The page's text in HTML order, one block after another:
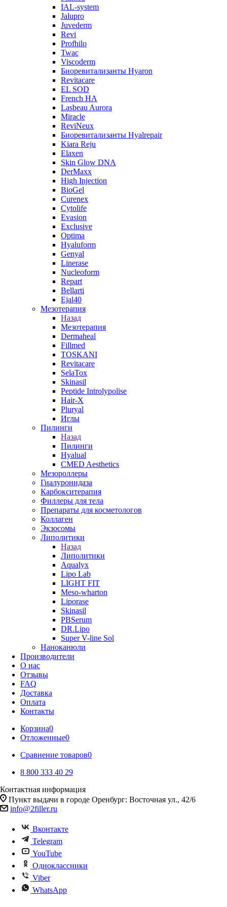
IAL-system
Jalupro
Juvederm
Revi
Profhilo
Twac
Viscoderm
Биоревитализанты Hyaron
Revitacare
EL SOD
French HA
Lasbeau Aurora
Miracle
ReviNeux
Биоревитализанты Hyalrepair
Kiara Reju
Elaxen
Skin Glow DNA
DerMaxx
High Injection
BioGel
Curenex
Cytolife
Evasion
Exclusive
Optima
Hyaluform
Genyal
Linerase
Nucleoform
Repart
Bellarti
Ejal40
Мезотерапия
Назад
Мезотерапия
Dermaheal
Fillmed
TOSKANI
Revitacare
SelaTox
Skinasil
Peptide Introlypolise
Hair-X
Pluryal
Иглы
Пилинги
Назад
Пилинги
Hyalual
CMED Aesthetics
Мезороллеры
Гиалуронидаза
Карбокситерапия
Филлеры для тела
Препараты для косметологов
Коллаген
Экзосомы
Липолитики
Назад
Липолитики
Aqualyx
Lipo Lab
LIGHT FIT
Meso-wharton
Liporase
Skinasil
PBSerum
DR.Lipo
Super V-line Sol
Наноканюли
Производители
О нас
Отзывы
FAQ
Доставка
Оплата
Контакты
Корзина0
Отложенные0
Сравнение товаров0
8 800 333 40 29
Контактная информация
Пункт выдачи в городе Оренбург: Восточная ул., 42/6
info@2filler.ru
Вконтакте
Telegram
YouTube
Одноклассники
Viber
WhatsApp